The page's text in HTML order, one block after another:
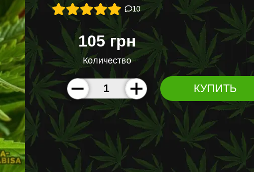
10
105 грн
Количество
КУПИТЬ